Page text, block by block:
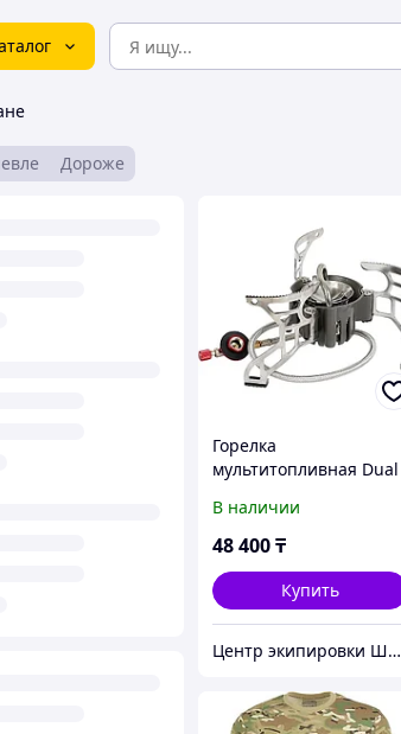
Дороже
Горелка
мультитопливная Dual
В наличии
48 400₸
Купить
Центр экипировки Штурм